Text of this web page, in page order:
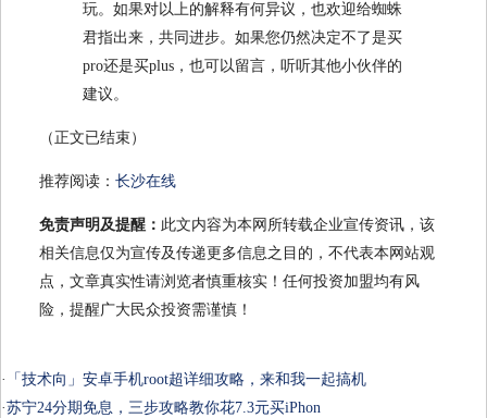
玩。如果对以上的解释有何异议，也欢迎给蜘蛛
君指出来，共同进步。如果您仍然决定不了是买
pro还是买plus，也可以留言，听听其他小伙伴的
建议。
（正文已结束）
推荐阅读： 长沙在线
免责声明及提醒： 此文内容为本网所转载企业宣传资讯，该
相关信息仅为宣传及传递更多信息之目的，不代表本网站观
点，文章真实性请浏览者慎重核实！任何投资加盟均有风
险，提醒广大民众投资需谨慎！
·
「技术向」安卓手机root超详细攻略，来和我一起搞机
·苏宁24分期免息，三步攻略教你花7.3元买iPhon